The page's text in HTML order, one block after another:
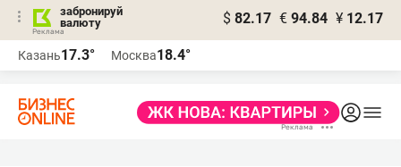
забронируй
валюту
$ 82.17 € 94.84 ¥ 12.17
Казань17.3° Москва18.4°